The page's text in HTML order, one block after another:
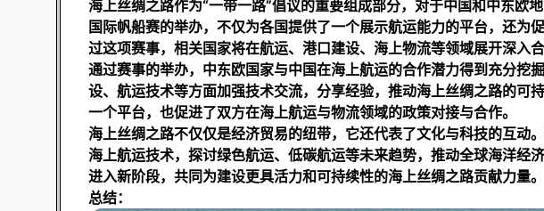
海上丝绸之路作为“一带一路”倡议的重要组成部分，对于中国和中东
国际帆船赛的举办，不仅为各国提供了一个展示航运能力的平台，还为
过这项赛事，相关国家将在航运、港口建设、海上物流等领域展开深入
通过赛事的举办，中东欧国家与中国在海上航运的合作潜力得到充分挖
设、航运技术等方面加强技术交流，分享经验，推动海上丝绸之路的可
一个平台，也促进了双方在海上航运与物流领域的政策对接与合作。
海上丝绸之路不仅仅是经济贸易的纽带，它还代表了文化与科技的互动
海上航运技术，探讨绿色航运、低碳航运等未来趋势，推动全球海洋经
进入新阶段，共同为建设更具活力和可持续性的海上丝绸之路贡献力量。
总结：